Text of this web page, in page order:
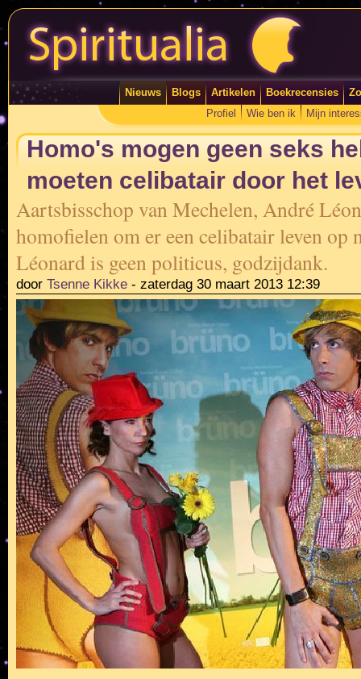
Nieuws Blogs Artikelen Boekrecensies
Profiel
Wie ben ik Mijn
Homo's mogen geen seks
moeten celibatair door het
Aartsbisschop van Mechelen, André
homofielen om er een celibatair leven op
Léonard is geen politicus, godzijdank.
door Tsenne Kikke - zaterdag 30 maart 2013 12:39